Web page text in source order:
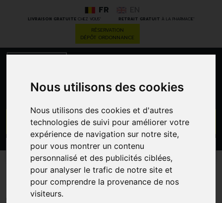
Nous utilisons des cookies
Nous utilisons des cookies et d'autres
technologies de suivi pour améliorer votre
expérience de navigation sur notre site,
pour vous montrer un contenu
personnalisé et des publicités ciblées,
pour analyser le trafic de notre site et
pour comprendre la provenance de nos
visiteurs.
LIVRAISON GRATUITECHEZ VOUS* RETRAIT GRATUIT À LA PHARMACIE*
FR
RÉSERVATION
DÉPÔT ORDONNANCE
CATÉGORIES
Alhydran Gel Creme 30ml
ALHYDRAN